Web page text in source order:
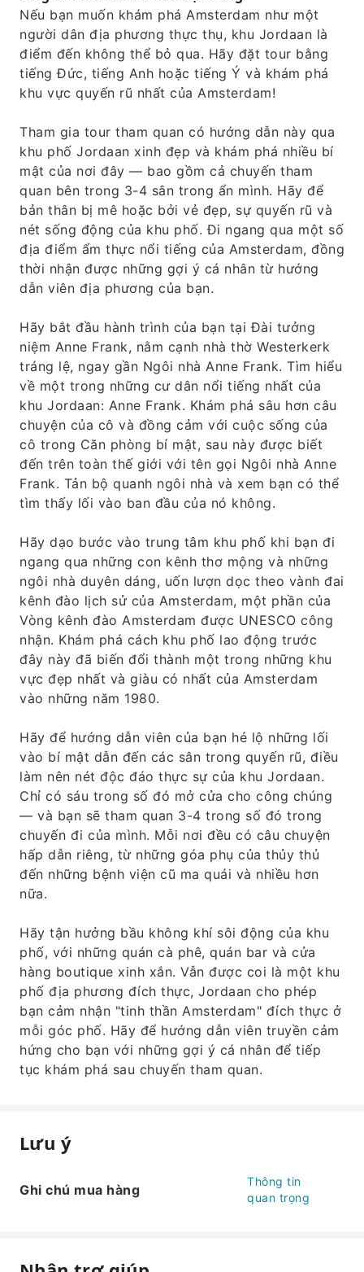
Nếu bạn muốn khám phá Amsterdam như một
người dân địa phương thực thụ, khu Jordaan là
điểm đến không thể bỏ qua. Hãy đặt tour bằng
tiếng Đức, tiếng Anh hoặc tiếng Ý và khám phá
khu vực quyến rũ nhất của Amsterdam!
Tham gia tour tham quan có hướng dẫn này qua
khu phố Jordaan xinh đẹp và khám phá nhiều bí
mật của nơi đây — bao gồm cả chuyến tham
quan bên trong 3-4 sân trong ẩn mình. Hãy để
bản thân bị mê hoặc bởi vẻ đẹp, sự quyến rũ và
nét sống động của khu phố. Đi ngang qua một số
địa điểm ẩm thực nổi tiếng của Amsterdam, đồng
thời nhận được những gợi ý cá nhân từ hướng
dẫn viên địa phương của bạn.
Hãy bắt đầu hành trình của bạn tại Đài tưởng
niệm Anne Frank, nằm cạnh nhà thờ Westerkerk
tráng lệ, ngay gần Ngôi nhà Anne Frank. Tìm hiểu
về một trong những cư dân nổi tiếng nhất của
khu Jordaan: Anne Frank. Khám phá sâu hơn câu
chuyện của cô và đồng cảm với cuộc sống của
cô trong Căn phòng bí mật, sau này được biết
đến trên toàn thế giới với tên gọi Ngôi nhà Anne
Frank. Tản bộ quanh ngôi nhà và xem bạn có thể
tìm thấy lối vào ban đầu của nó không.
Hãy dạo bước vào trung tâm khu phố khi bạn đi
ngang qua những con kênh thơ mộng và những
ngôi nhà duyên dáng, uốn lượn dọc theo vành đai
kênh đào lịch sử của Amsterdam, một phần của
Vòng kênh đào Amsterdam được UNESCO công
nhận. Khám phá cách khu phố lao động trước
đây này đã biến đổi thành một trong những khu
vực đẹp nhất và giàu có nhất của Amsterdam
vào những năm 1980.
Hãy để hướng dẫn viên của bạn hé lộ những lối
vào bí mật dẫn đến các sân trong quyến rũ, điều
làm nên nét độc đáo thực sự của khu Jordaan.
Chỉ có sáu trong số đó mở cửa cho công chúng
— và bạn sẽ tham quan 3-4 trong số đó trong
chuyến đi của mình. Mỗi nơi đều có câu chuyện
hấp dẫn riêng, từ những góa phụ của thủy thủ
đến những bệnh viện cũ ma quái và nhiều hơn
nữa.
Hãy tận hưởng bầu không khí sôi động của khu
phố, với những quán cà phê, quán bar và cửa
hàng boutique xinh xắn. Vẫn được coi là một khu
phố địa phương đích thực, Jordaan cho phép
bạn cảm nhận "tinh thần Amsterdam" đích thực ở
mỗi góc phố. Hãy để hướng dẫn viên truyền cảm
hứng cho bạn với những gợi ý cá nhân để tiếp
tục khám phá sau chuyến tham quan.
Lưu ý
Ghi chú mua hàng
Thông tin
quan trọng